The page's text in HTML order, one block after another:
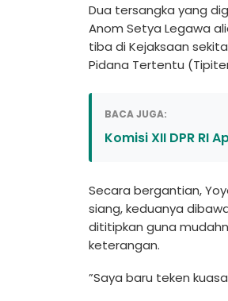
Dua tersangka yang
Anom Setya Legawa
tiba di Kejaksaan
Pidana Tertentu
BACA JUGA:
Komisi XII DPR RI
Secara bergantian,
siang, keduanya
dititipkan guna
keterangan.
”Saya baru teken